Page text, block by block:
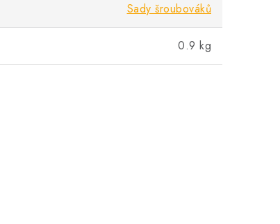
Sady šroubováků
0.9 kg